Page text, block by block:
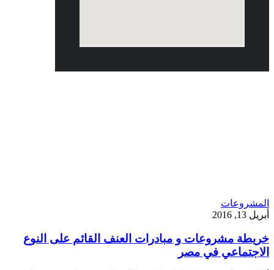
المشروعات
أبريل 13, 2016
خريطة مشروعات و مبادرات العنف القائم على النوع
الاجتماعي في مصر